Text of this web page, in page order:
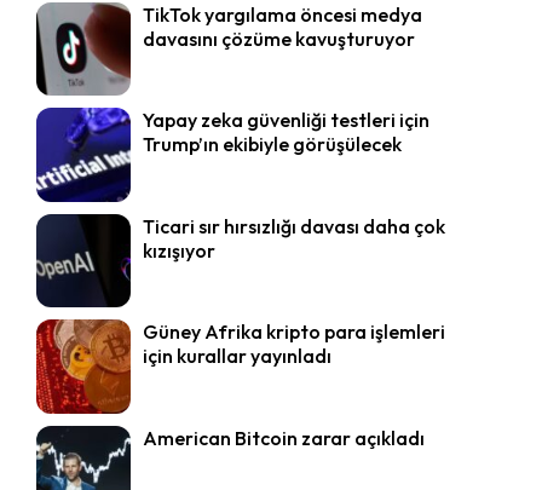
TikTok yargılama öncesi medya
davasını çözüme kavuşturuyor
Yapay zeka güvenliği testleri için
Trump’ın ekibiyle görüşülecek
Ticari sır hırsızlığı davası daha çok
kızışıyor
Güney Afrika kripto para işlemleri
için kurallar yayınladı
American Bitcoin zarar açıkladı